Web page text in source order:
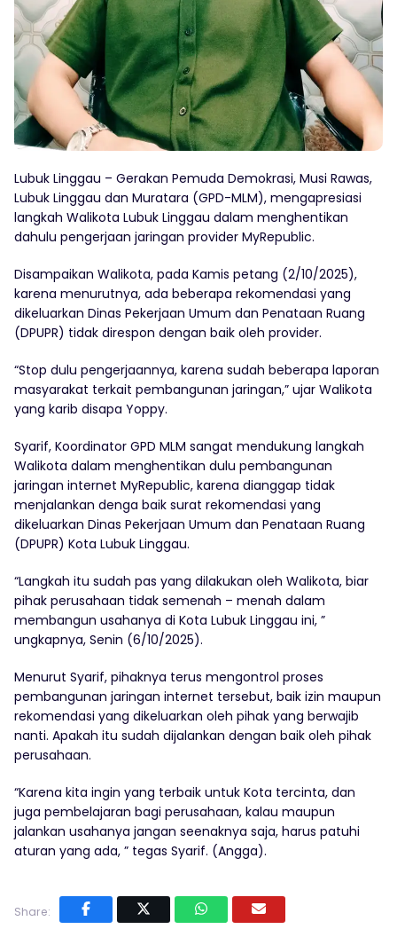
Lubuk Linggau – Gerakan Pemuda Demokrasi, Musi Rawas,
Lubuk Linggau dan Muratara (GPD-MLM), mengapresiasi
langkah Walikota Lubuk Linggau dalam menghentikan
dahulu pengerjaan jaringan provider MyRepublic.
Disampaikan Walikota, pada Kamis petang (2/10/2025),
karena menurutnya, ada beberapa rekomendasi yang
dikeluarkan Dinas Pekerjaan Umum dan Penataan Ruang
(DPUPR) tidak direspon dengan baik oleh provider.
“Stop dulu pengerjaannya, karena sudah beberapa laporan
masyarakat terkait pembangunan jaringan,” ujar Walikota
yang karib disapa Yoppy.
Syarif, Koordinator GPD MLM sangat mendukung langkah
Walikota dalam menghentikan dulu pembangunan
jaringan internet MyRepublic, karena dianggap tidak
menjalankan denga baik surat rekomendasi yang
dikeluarkan Dinas Pekerjaan Umum dan Penataan Ruang
(DPUPR) Kota Lubuk Linggau.
“Langkah itu sudah pas yang dilakukan oleh Walikota, biar
pihak perusahaan tidak semenah – menah dalam
membangun usahanya di Kota Lubuk Linggau ini, ”
ungkapnya, Senin (6/10/2025).
Menurut Syarif, pihaknya terus mengontrol proses
pembangunan jaringan internet tersebut, baik izin maupun
rekomendasi yang dikeluarkan oleh pihak yang berwajib
nanti. Apakah itu sudah dijalankan dengan baik oleh pihak
perusahaan.
“Karena kita ingin yang terbaik untuk Kota tercinta, dan
juga pembelajaran bagi perusahaan, kalau maupun
jalankan usahanya jangan seenaknya saja, harus patuhi
aturan yang ada, ” tegas Syarif. (Angga).
Share: